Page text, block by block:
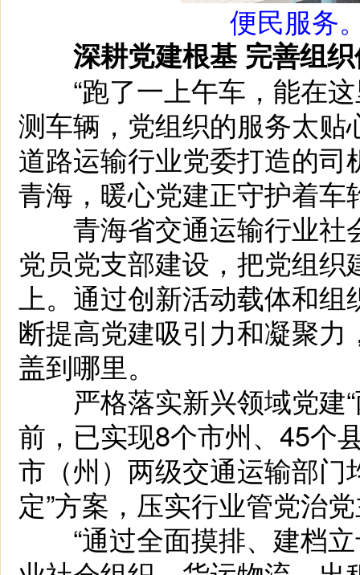
便民服务
深耕党建根基 完善组织
“跑了一上午车，能在这
测车辆，党组织的服务太贴
道路运输行业党委打造的
青海，暖心党建正守护着车
青海省交通运输行业社
党员党支部建设，把党组
上。通过创新活动载体和
断提高党建吸引力和凝聚
盖到哪里。
严格落实新兴领域党建“
前，已实现8个市州、45个
市（州）两级交通运输部门
定”方案，压实行业管党治
“通过全面摸排、建档立